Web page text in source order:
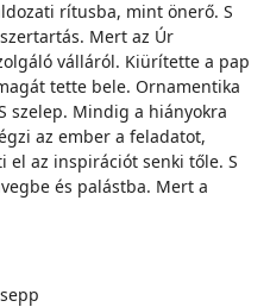
rítusba, mint önerő. S
Mert az Úr
válláról. Kiürítette a pap
tette bele. Ornamentika
szelep. Mindig a hiányokra
az ember a feladatot,
el az inspirációt senki tőle. S
és palástba. Mert a